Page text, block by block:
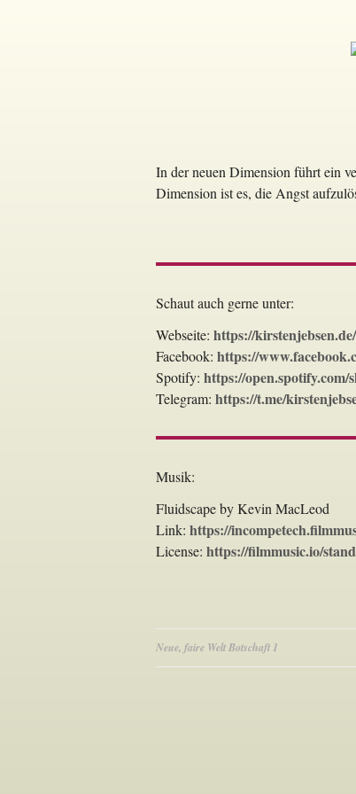
In der neuen Dimension führt ein
Dimension ist es, die Angst
Schaut auch gerne unter:
Webseite:https://kirstenjebsen.de/
Facebook:https://
Spotify:https://
Telegram:https://t.me/
Musik:
Fluidscape by Kevin MacLeod
Link:https://
License:https://filmmusic.io/
Beitragsnavigation
Neue, faire Welt Botschaft 1